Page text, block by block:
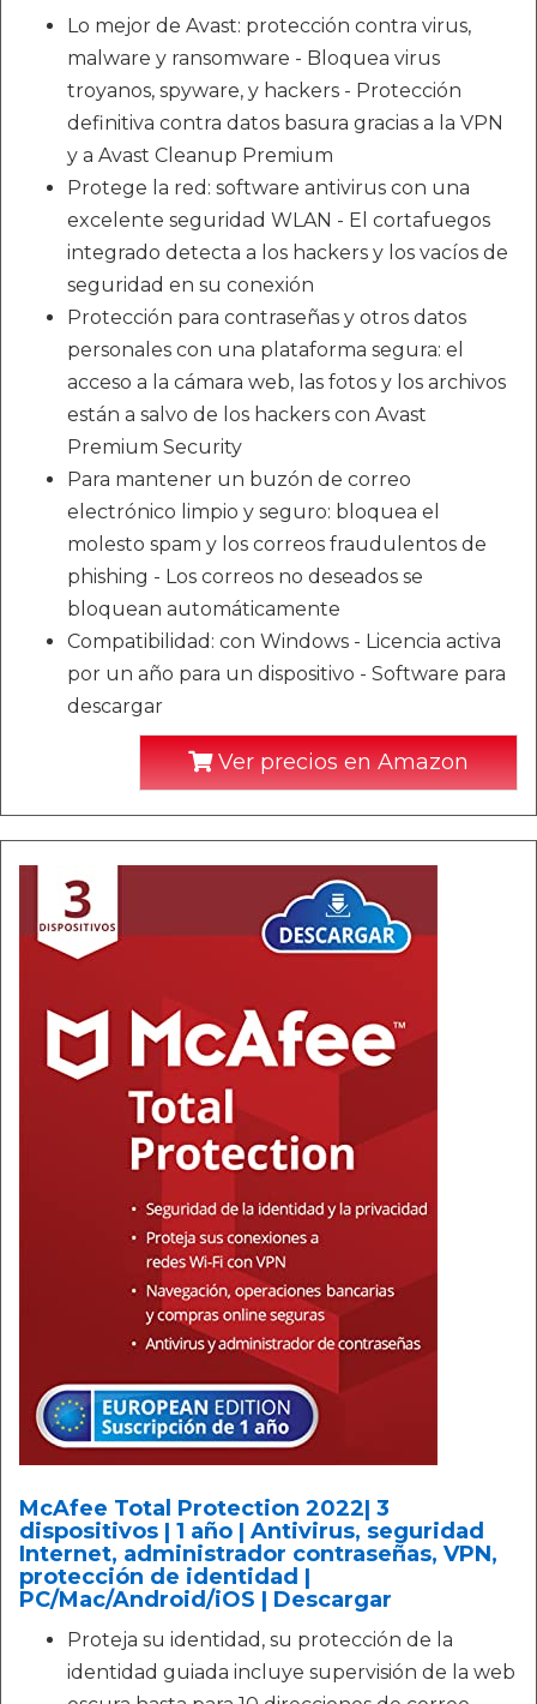
Lo mejor de Avast: protección contra virus,
malware y ransomware - Bloquea virus
troyanos, spyware, y hackers - Protección
definitiva contra datos basura gracias a la VPN
y a Avast Cleanup Premium
Protege la red: software antivirus con una
excelente seguridad WLAN - El cortafuegos
integrado detecta a los hackers y los vacíos de
seguridad en su conexión
Protección para contraseñas y otros datos
personales con una plataforma segura: el
acceso a la cámara web, las fotos y los archivos
están a salvo de los hackers con Avast
Premium Security
Para mantener un buzón de correo
electrónico limpio y seguro: bloquea el
molesto spam y los correos fraudulentos de
phishing - Los correos no deseados se
bloquean automáticamente
Compatibilidad: con Windows - Licencia activa
por un año para un dispositivo - Software para
descargar
Ver precios en Amazon
McAfee Total Protection 2022| 3
dispositivos | 1 año | Antivirus, seguridad
Internet, administrador contraseñas, VPN,
protección de identidad |
PC/Mac/Android/iOS | Descargar
Proteja su identidad, su protección de la
identidad guiada incluye supervisión de la web